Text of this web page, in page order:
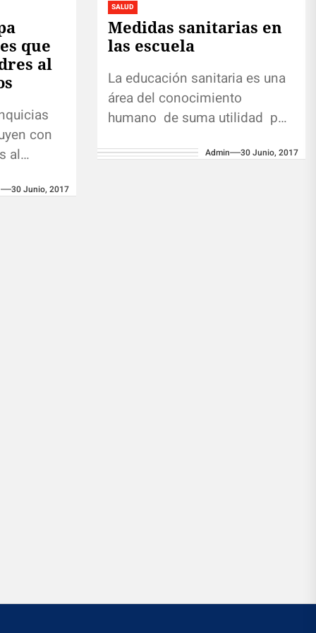
que
al
con
al
cómo
30 Junio, 2017
SALUD
Medidas sanitarias en
las escuela
La educación sanitaria es una
área del conocimiento
humano de suma utilidad por
favorecidas tanto las personas
Admin 30 Junio, 2017